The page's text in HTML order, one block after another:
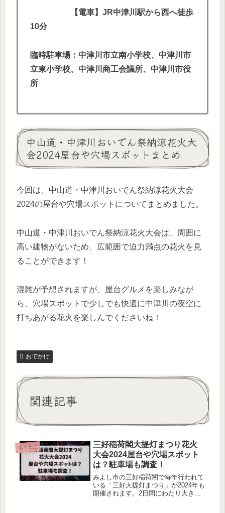
【電車】JR中津川駅から西へ徒歩
10分
臨時駐車場：中津川市立南小学校、中津川市
立東小学校、中津川商工会議所、中津川市役
所
中山道・中津川おいでん祭納涼花火大
会2024屋台や穴場スポットまとめ
今回は、中山道・中津川おいでん祭納涼花火大会
2024の屋台や穴場スポットについてまとめました。
中山道・中津川おいでん祭納涼花火大会は、周囲に
高い建物がないため、広範囲で迫力満点の花火を見
ることができます！
混雑が予想されますが、屋台グルメを楽しみなが
ら、穴場スポットで少しでも快適に中津川の夜空に
打ちあがる花火を楽しんでくださいね！
おでかけ
関連記事
おでかけ
三好稲荷閣大提灯まつり花火
大会2024屋台や穴場スポット
は？駐車場も調査！
みよし市の三好稲荷閣で毎年行われて
いる「三好大提灯まつり」が2024年も
開催されます。2日間にわたり大きな